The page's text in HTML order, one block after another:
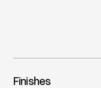
Finishes